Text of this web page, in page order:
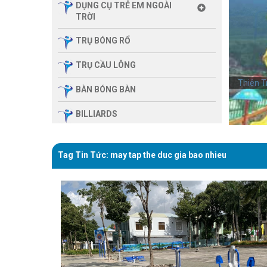
DỤNG CỤ TRẺ EM NGOÀI
TRỜI
TRỤ BÓNG RỔ
TRỤ CẦU LÔNG
BÀN BÓNG BÀN
BILLIARDS
ĐÌNH
THIẾT BỊ PHÒNG GYM MBH
FITNESS
GIÀN TẬP ĐA NĂNG
THIẾT BỊ PHÒNG GYM
dụng
Thiên
Tag Tin Tức: may tap the duc gia bao nhieu